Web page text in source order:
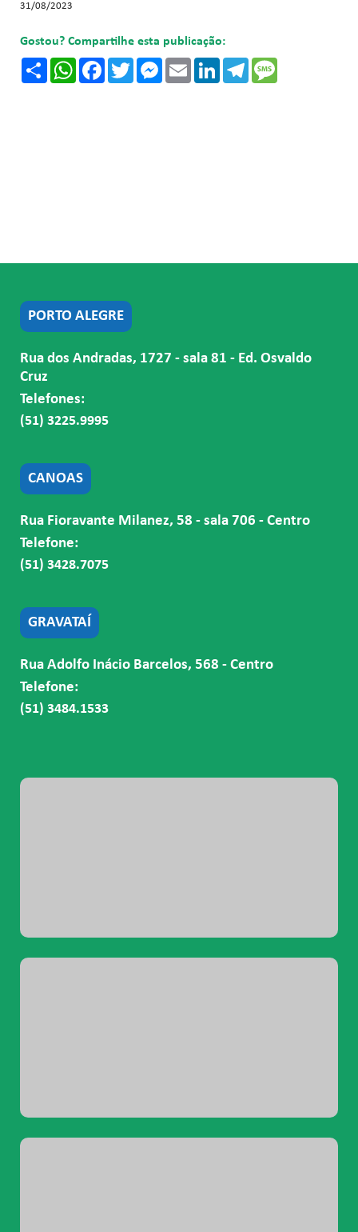
31/08/2023
Gostou? Compartilhe esta publicação:
Share WhatsAppFacebookTwitterMessenger
Email LinkedInTelegram
PORTO ALEGRE
Rua dos Andradas, 1727 - sala 81 - Ed. Osvaldo
Cruz
Telefones:
(51) 3225.9995
CANOAS
Rua Fioravante Milanez, 58 - sala 706 - Centro
Telefone:
(51) 3428.7075
GRAVATAÍ
Rua Adolfo Inácio Barcelos, 568 - Centro
Telefone:
(51) 3484.1533